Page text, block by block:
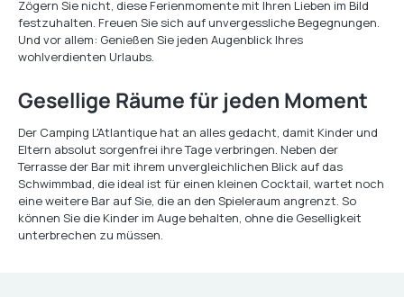
Zögern Sie nicht, diese Ferienmomente mit Ihren Lieben im Bild
festzuhalten. Freuen Sie sich auf unvergessliche Begegnungen.
Und vor allem: Genießen Sie jeden Augenblick Ihres
wohlverdienten Urlaubs.
Gesellige Räume für jeden Moment
Der Camping L'Atlantique hat an alles gedacht, damit Kinder und
Eltern absolut sorgenfrei ihre Tage verbringen. Neben der
Terrasse der Bar mit ihrem unvergleichlichen Blick auf das
Schwimmbad, die ideal ist für einen kleinen Cocktail, wartet noch
eine weitere Bar auf Sie, die an den Spieleraum angrenzt. So
können Sie die Kinder im Auge behalten, ohne die Geselligkeit
unterbrechen zu müssen.